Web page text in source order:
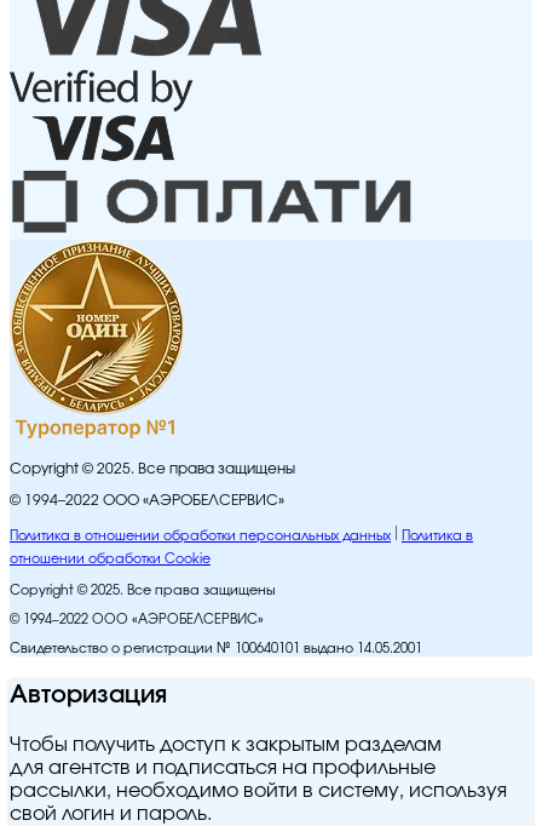
Copyright © 2025. Все права защищены
© 1994–2022 ООО «АЭРОБЕЛСЕРВИС»
Политика в отношении обработки персональных данных
Политика в
отношении обработки Cookie
Copyright © 2025. Все права защищены
© 1994–2022 ООО «АЭРОБЕЛСЕРВИС»
Свидетельство о регистрации № 100640101 выдано 14.05.2001
Авторизация
Чтобы получить доступ к закрытым разделам
для агентств и подписаться на профильные
рассылки, необходимо войти в систему, используя
свой логин и пароль.